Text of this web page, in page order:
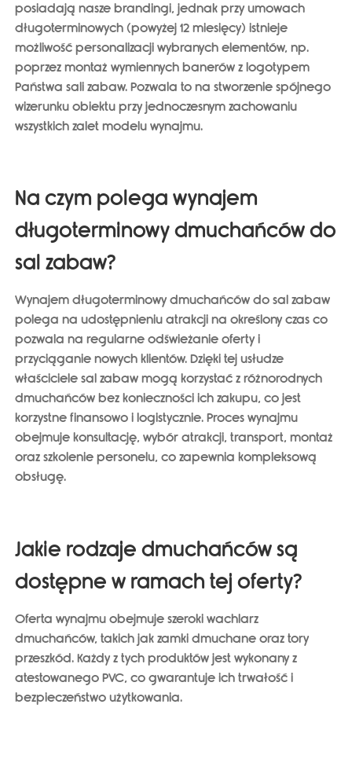
posiadają nasze brandingi, jednak przy umowach
długoterminowych (powyżej 12 miesięcy) istnieje
możliwość personalizacji wybranych elementów, np.
poprzez montaż wymiennych banerów z logotypem
Państwa sali zabaw. Pozwala to na stworzenie spójnego
wizerunku obiektu przy jednoczesnym zachowaniu
wszystkich zalet modelu wynajmu.
Na czym polega wynajem
długoterminowy dmuchańców do
sal zabaw?
Wynajem długoterminowy dmuchańców do sal zabaw
polega naudostępnieniu atrakcji na określony czas co
pozwala na regularne odświeżanie oferty i
przyciąganie nowych klientów. Dzięki tej usłudze
właściciele sal zabaw mogą korzystać z różnorodnych
dmuchańców bez konieczności ich zakupu, co jest
korzystne finansowo i logistycznie. Proces wynajmu
obejmuje konsultację, wybór atrakcji, transport, montaż
oraz szkolenie personelu, co zapewnia kompleksową
obsługę.
Jakie rodzaje dmuchańców są
dostępne w ramach tej oferty?
Oferta wynajmu obejmuje szeroki wachlarz
dmuchańców, takich jakzamki dmuchane oraz tory
przeszkód. Każdy z tych produktów jest wykonany z
atestowanego PVC, co gwarantuje ich trwałość i
bezpieczeństwo użytkowania.